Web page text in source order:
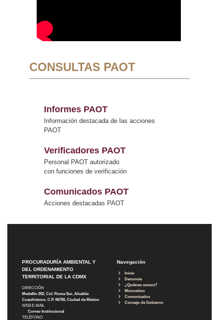
CONSULTAS PAOT
Informes PAOT
Información destacada de las acciones
PAOT
Verificadores PAOT
Personal PAOT autorizado
con funciones de verificación
Comunicados PAOT
Acciones destacadas PAOT
PROCURADURÍA AMBIENTAL Y
DEL ORDENAMIENTO
TERRITORIAL DE LA CDMX
DIRECCIÓN
Medellín 202, Col. Roma Sur, Alcaldía
Cuauhtémoc, C.P. 06700, Ciudad de México
WEB E-MAIL
Correo Institucional
TELÉFONO
Navegación
Inicio
Denuncia
¿Quiénes somos?
Micrositios
Comunicados
Consejo de Gobierno